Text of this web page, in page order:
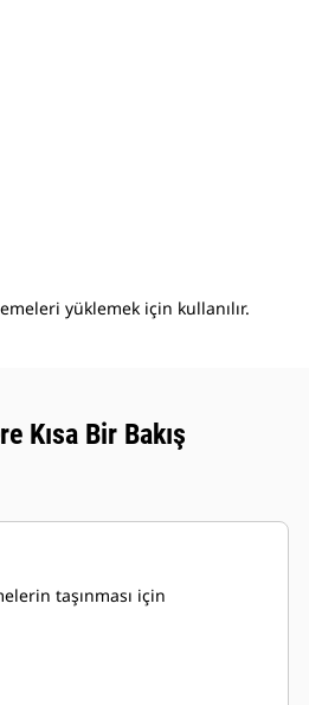
yüklemek için kullanılır.
Kısa Bir Bakış
taşınması için